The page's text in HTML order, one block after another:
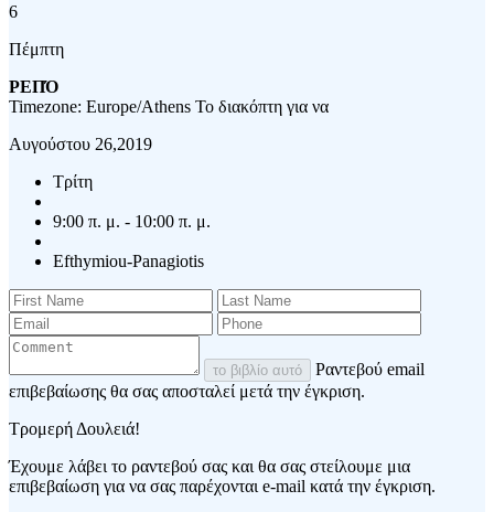
6
Πέμπτη
ΡΕΠΌ
Timezone: Europe/Athens Το διακόπτη για να
Αυγούστου 26,2019
Τρίτη
9:00 π. μ. - 10:00 π. μ.
Efthymiou-Panagiotis
το βιβλίο αυτό
Ραντεβού email
επιβεβαίωσης θα σας αποσταλεί μετά την έγκριση.
Τρομερή Δουλειά!
Έχουμε λάβει το ραντεβού σας και θα σας στείλουμε μια
επιβεβαίωση για να σας παρέχονται e-mail κατά την έγκριση.